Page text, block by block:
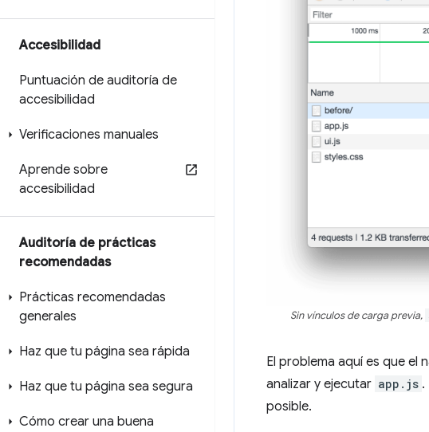
Accesibilidad
Puntuación de auditoría de
accesibilidad
Verificaciones manuales
Aprende sobre
accesibilidad
Auditoría de prácticas
recomendadas
Prácticas recomendadas
generales
Haz que tu página sea rápida
Haz que tu página sea segura
Cómo crear una buena
Sin vínculos de carga previa,
El problema aquí es que el
analizar y ejecutar app.js .
posible.